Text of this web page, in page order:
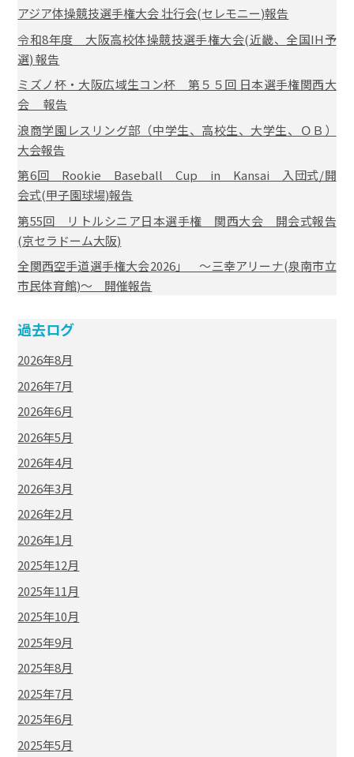
アジア体操競技選手権大会 壮行会(セレモニー)報告
令和8年度 大阪高校体操競技選手権大会(近畿、全国IH予
選) 報告
ミズノ杯・大阪広域生コン杯 第５５回 日本選手権関西大
会 報告
浪商学園レスリング部（中学生、高校生、大学生、ＯＢ）
大会報告
第6回 Rookie Baseball Cup in Kansai 入団式/開
会式(甲子園球場)報告
第55回 リトルシニア日本選手権 関西大会 開会式報告
(京セラドーム大阪)
全関西空手道選手権大会2026」 ～三幸アリーナ(泉南市立
市民体育館)～ 開催報告
過去ログ
2026年8月
2026年7月
2026年6月
2026年5月
2026年4月
2026年3月
2026年2月
2026年1月
2025年12月
2025年11月
2025年10月
2025年9月
2025年8月
2025年7月
2025年6月
2025年5月